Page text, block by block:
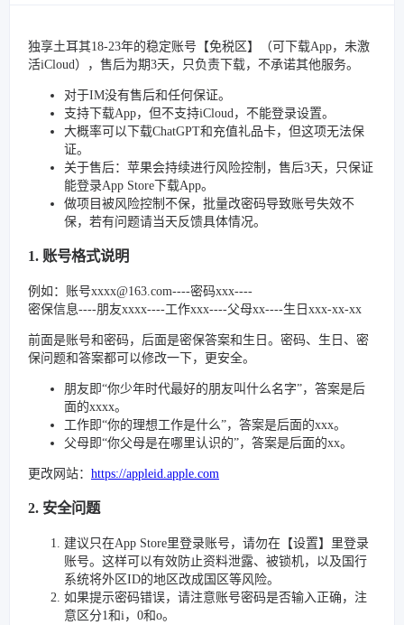
独享土耳其18-23年的稳定账号【免税区】（可下载App，未激
活iCloud），售后为期3天，只负责下载，不承诺其他服务。
对于IM没有售后和任何保证。
支持下载App，但不支持iCloud，不能登录设置。
大概率可以下载ChatGPT和充值礼品卡，但这项无法保
证。
关于售后：苹果会持续进行风险控制，售后3天，只保证
能登录App Store下载App。
做项目被风险控制不保，批量改密码导致账号失效不
保，若有问题请当天反馈具体情况。
1. 账号格式说明
例如：账号xxxx@163.com----密码xxx----
密保信息----朋友xxxx----工作xxx----父母xx----生日xxx-xx-xx
前面是账号和密码，后面是密保答案和生日。密码、生日、密
保问题和答案都可以修改一下，更安全。
朋友即“你少年时代最好的朋友叫什么名字”，答案是后
面的xxxx。
工作即“你的理想工作是什么”，答案是后面的xxx。
父母即“你父母是在哪里认识的”，答案是后面的xx。
更改网站： https://appleid.apple.com
2. 安全问题
建议只在App Store里登录账号，请勿在【设置】里登录
账号。这样可以有效防止资料泄露、被锁机，以及国行
系统将外区ID的地区改成国区等风险。
如果提示密码错误，请注意账号密码是否输入正确，注
意区分1和i，0和o。